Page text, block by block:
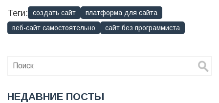
Теги: создать сайт
платформа для сайта
веб-сайт самостоятельно
сайт без программиста
НЕДАВНИЕ ПОСТЫ